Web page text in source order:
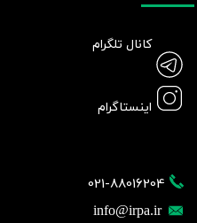
021-88016204
info@irpa.ir
کانال تلگرام
اینستاگرام